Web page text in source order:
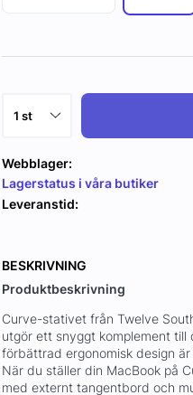
Webblager:
Lagerstatus i våra butiker
Leveranstid:
BESKRIVNING
Produktbeskrivning
Curve-stativet från Twelve
utgör ett snyggt komplement
förbättrad ergonomisk design
När du ställer din MacBook på
med externt tangentbord och